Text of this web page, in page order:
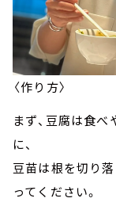
〈作り方〉
まず、豆腐は食
に、
豆苗は根を切り
ってください。